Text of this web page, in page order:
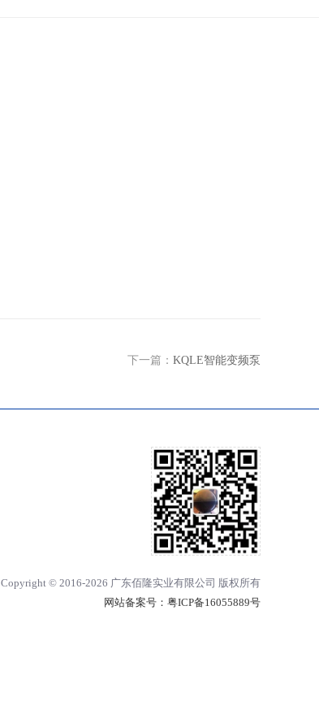
下一篇： KQLE智能变频泵
Copyright © 2016-2026 广东佰隆实业有限公司 版权所有
网站备案号： 粤ICP备16055889号